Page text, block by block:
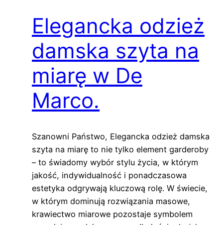
Elegancka odzież
damska szyta na
miarę w De
Marco.
Szanowni Państwo, Elegancka odzież damska
szyta na miarę to nie tylko element garderoby
– to świadomy wybór stylu życia, w którym
jakość, indywidualność i ponadczasowa
estetyka odgrywają kluczową rolę. W świecie,
w którym dominują rozwiązania masowe,
krawiectwo miarowe pozostaje symbolem